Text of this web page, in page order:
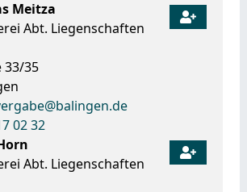
Meitza
Abt. Liegenschaften
33/35
0232
Abt. Liegenschaften